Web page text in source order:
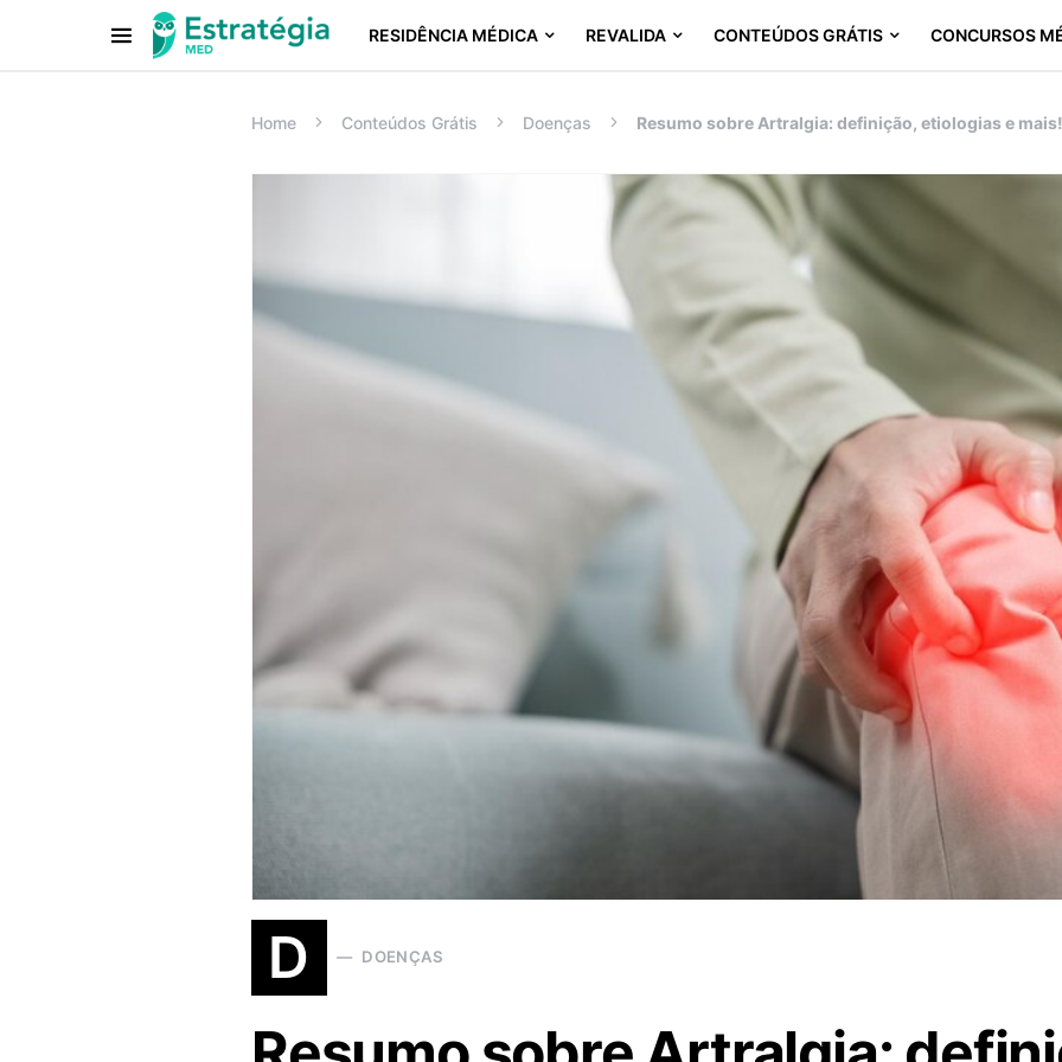
RESIDÊNCIA MÉDICA REVALIDA CONTEÚDOS GRÁTIS CONCURSOS
Procurar:
Home Conteúdos Grátis Doenças Resumo sobre Artralgia: definição, etiologias e mais!
D DOENÇAS